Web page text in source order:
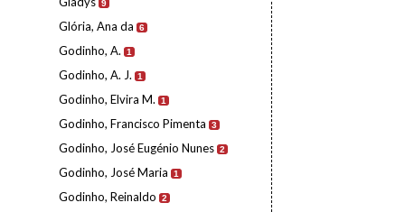
9
Glória, Ana da 6
Godinho, A. 1
Godinho, A. J. 1
Godinho, Elvira M. 1
Godinho, Francisco Pimenta 3
Godinho, José Eugénio Nunes 2
Godinho, José Maria 1
Godinho, Reinaldo 2